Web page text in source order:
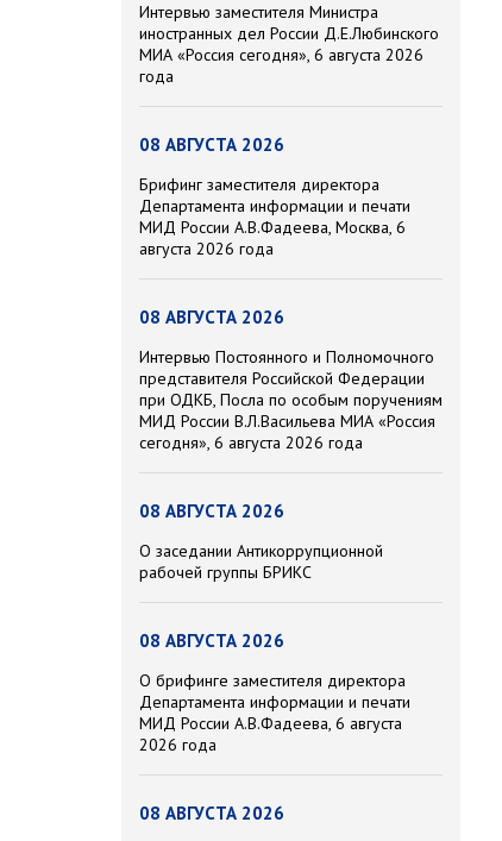
Интервью заместителя Министра
иностранных дел России Д.Е.Любинского
МИА «Россия сегодня», 6 августа 2026
года
08 АВГУСТА 2026
Брифинг заместителя директора
Департамента информации и печати
МИД России А.В.Фадеева, Москва, 6
августа 2026 года
08 АВГУСТА 2026
Интервью Постоянного и Полномочного
представителя Российской Федерации
при ОДКБ, Посла по особым поручениям
МИД России В.Л.Васильева МИА «Россия
сегодня», 6 августа 2026 года
08 АВГУСТА 2026
О заседании Антикоррупционной
рабочей группы БРИКС
08 АВГУСТА 2026
О брифинге заместителя директора
Департамента информации и печати
МИД России А.В.Фадеева, 6 августа
2026 года
08 АВГУСТА 2026